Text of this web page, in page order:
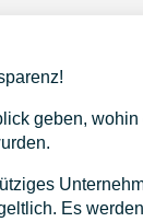
geben,
Es